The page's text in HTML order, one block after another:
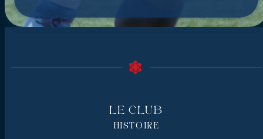
Le Club
HISTOIRE